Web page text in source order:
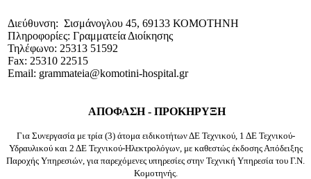
Διεύθυνση: Σισμάνογλου 45, 69133 ΚΟΜΟΤΗΝΗ
Πληροφορίες: Γραμματεία Διοίκησης
Τηλέφωνο: 25313 51592
Fax: 25310 22515
Email: grammateia@komotini-hospital.gr
ΑΠΟΦΑΣΗ - ΠΡΟΚΗΡΥΞΗ
Για Συνεργασία με τρία (3) άτομα ειδικοτήτων ΔΕ Τεχνικού, 1 ΔΕ Τεχνικού-
Υδραυλικού και 2 ΔΕ Τεχνικού-Ηλεκτρολόγων, με καθεστώς έκδοσης Απόδειξης
Παροχής Υπηρεσιών, για παρεχόμενες υπηρεσίες στην Τεχνική Υπηρεσία του Γ.Ν.
Κομοτηνής.